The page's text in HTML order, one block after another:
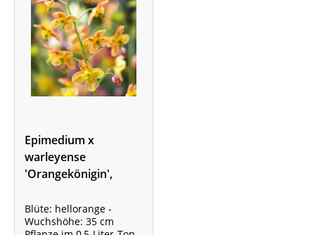
Epimedium x
warleyense
'Orangekönigin',
Elfenblume
Blüte: hellorange -
Wuchshöhe: 35 cm